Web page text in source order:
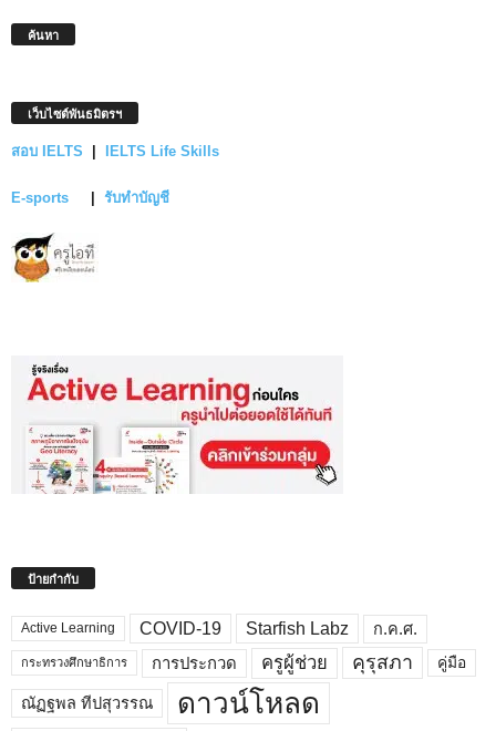
ค้นหา
เว็บไซต์พันธมิตรฯ
สอบ IELTS IELTS Life Skills
E-sports รับทำบัญชี
ป้ายกำกับ
Active Learning COVID-19 Starfish Labz ก.ค.ศ.
กระทรวงศึกษาธิการ การประกวด ครูผู้ช่วย คุรุสภา คู่มือ
ณัฏฐพล ทีปสุวรรณ ดาวน์โหลด